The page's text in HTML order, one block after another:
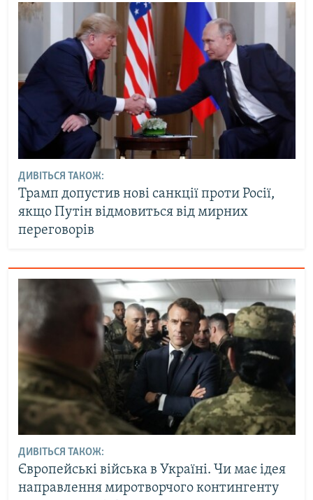
ДИВІТЬСЯ ТАКОЖ:
Трамп допустив нові санкції проти Росії,
якщо Путін відмовиться від мирних
переговорів
ДИВІТЬСЯ ТАКОЖ:
Європейські війська в Україні. Чи має ідея
направлення миротворчого контингенту